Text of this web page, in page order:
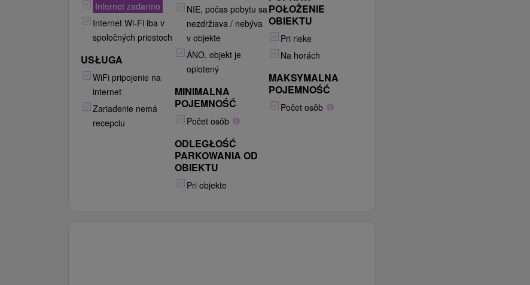
Internet zadarmo
Internet Wi-Fi iba v
spoločných priestoch
USŁUGA
WiFi pripojenie na
internet
Zariadenie nemá
recepciu
NIE, počas pobytu sa
nezdržiava / nebýva
v objekte
ÁNO, objekt je
oplotený
MINIMALNA
POJEMNOŚĆ
Počet osôb
ODLEGŁOŚĆ
PARKOWANIA OD
OBIEKTU
Pri objekte
POŁOŻENIE
OBIEKTU
Pri rieke
Na horách
MAKSYMALNA
POJEMNOŚĆ
Počet osôb